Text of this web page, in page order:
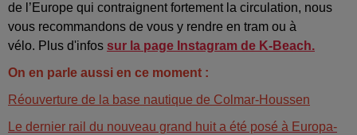
de l’Europe qui contraignent fortement la circulation, nous
vous recommandons de vous y rendre en tram ou à
vélo. Plus d'infos sur la page Instagram de K-Beach.
On en parle aussi en ce moment :
Réouverture de la base nautique de Colmar-Houssen
Le dernier rail du nouveau grand huit a été posé à Europa-